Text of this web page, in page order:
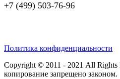
+7 (499) 503-76-96
Политика конфиденциальности
Copyright © 2011 - 2021 All
копирование запрещено законом.